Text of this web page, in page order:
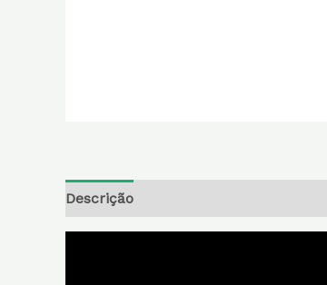
Descrição